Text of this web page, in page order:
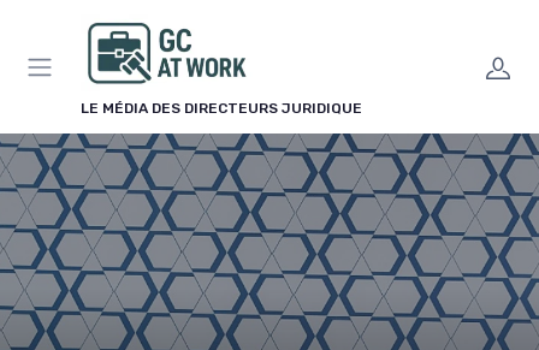
LE MÉDIA DES DIRECTEURS JURIDIQUE